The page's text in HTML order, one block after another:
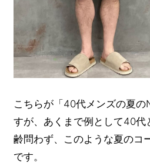
こちらが「40代メンズの夏の
すが、あくまで例として40代
齢問わず、このような夏のコ
です。